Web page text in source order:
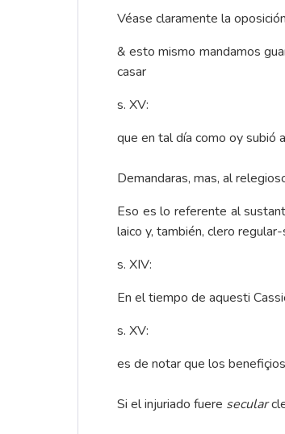
Véase claramente la
& esto mismo mandamos
casar
s. XV:
que en tal día como oy subió
Demandaras, mas, al
Eso es lo referente al
laico y, también, clero
s. XIV:
En el tiempo de aquesti
s. XV:
es de notar que los
Si el injuriado fuere secular